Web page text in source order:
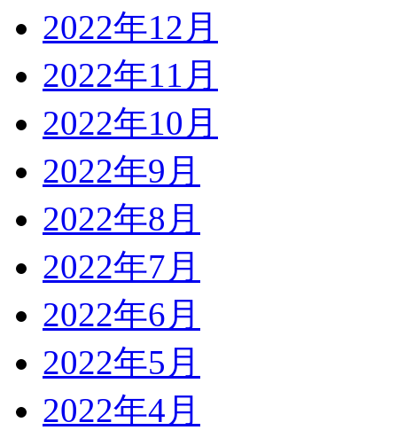
2022年12月
2022年11月
2022年10月
2022年9月
2022年8月
2022年7月
2022年6月
2022年5月
2022年4月